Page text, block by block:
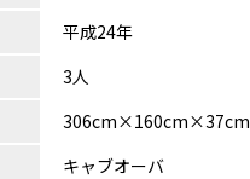
平成24年
3人
306cm×160cm×37cm
キャブオーバ